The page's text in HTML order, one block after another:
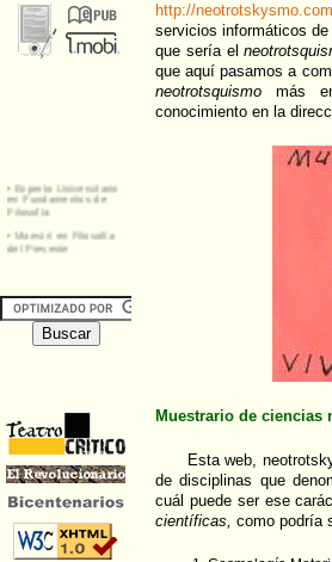
http://neotrotskysmo.com
servicios informáticos
que sería el
que aquí pasamos a
neotrotsquismo más
conocimiento en la
Muestrario de ciencias
Esta web,
de disciplinas que
cuál puede ser ese
científicas, como podría